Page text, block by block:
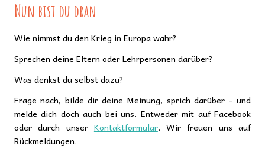
Nun bist du dran
Wie nimmst du den Krieg in Europa wahr?
Sprechen deine Eltern oder Lehrpersonen darüber?
Was denkst du selbst dazu?
Frage nach, bilde dir deine Meinung, sprich darüber – und
melde dich doch auch bei uns. Entweder mit auf Facebook
oder durch unser Kontaktformular. Wir freuen uns auf
Rückmeldungen.